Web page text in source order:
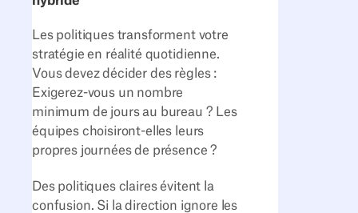
Les politiques transforment votre
stratégie en réalité quotidienne.
Vous devez décider des règles :
Exigerez-vous un nombre
minimum de jours au bureau ? Les
équipes choisiront-elles leurs
propres journées de présence ?
Des politiques claires évitent la
confusion. Si la direction ignore les